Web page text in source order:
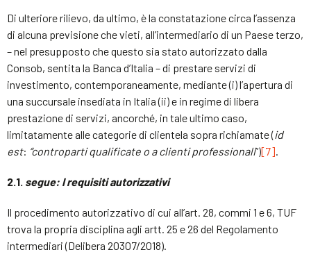
Di ulteriore rilievo, da ultimo, è la constatazione circa l’assenza
di alcuna previsione che vieti, all’intermediario di un Paese terzo,
– nel presupposto che questo sia stato autorizzato dalla
Consob, sentita la Banca d’Italia – di prestare servizi di
investimento, contemporaneamente, mediante (i) l’apertura di
una succursale insediata in Italia (ii) e in regime di libera
prestazione di servizi, ancorché, in tale ultimo caso,
limitatamente alle categorie di clientela sopra richiamate (id
est: “controparti qualificate o a clienti professionali”)[7].
2.1. segue: I requisiti autorizzativi
Il procedimento autorizzativo di cui all’art. 28, commi 1 e 6, TUF
trova la propria disciplina agli artt. 25 e 26 del Regolamento
intermediari (Delibera 20307/2018).